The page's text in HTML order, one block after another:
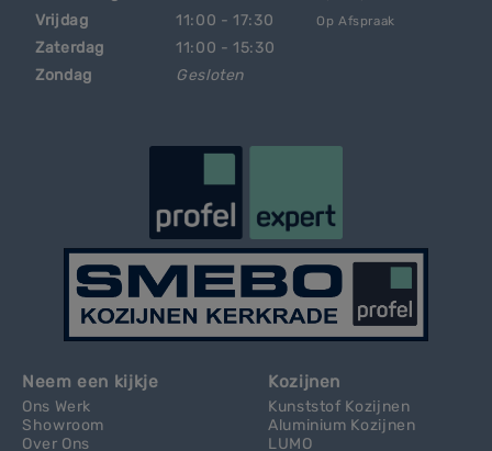
Vrijdag 11:00 - 17:30 Op Afspraak
Zaterdag
11:00 - 15:30
Zondag
Gesloten
Neem een kijkje
Ons Werk
Showroom
Over Ons
Kozijnen
Kunststof Kozijnen
Aluminium Kozijnen
LUMO